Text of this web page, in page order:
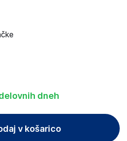
dneh
v košarico